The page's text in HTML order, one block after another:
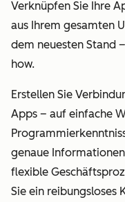
Verknüpfen Sie Ihre
aus Ihrem gesamten
dem neuesten Stand
how.
Erstellen Sie
Apps – auf einfache
genaue
flexible
Sie ein reibungsloses